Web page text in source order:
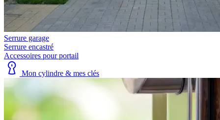
Serrure garage
Serrure encastré
Accessoires pour portail
Mon cylindre & mes clés